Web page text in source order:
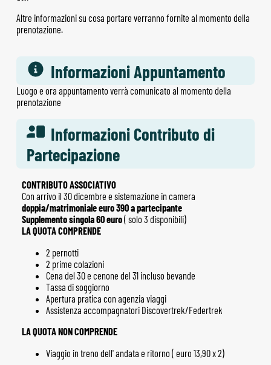
Altre informazioni su cosa portare verranno fornite al momento della
prenotazione.
Informazioni Appuntamento
Luogo e ora appuntamento verrà comunicato al momento della
prenotazione
Informazioni Contributo di
Partecipazione
CONTRIBUTO ASSOCIATIVO
Con arrivo il 30 dicembre e sistemazione in camera
doppia/matrimoniale euro 390 a partecipante
Supplemento singola 60 euro( solo 3 disponibili)
LA QUOTA COMPRENDE
2 pernotti
2 prime colazioni
Cena del 30 e cenone del 31 incluso bevande
Tassa di soggiorno
Apertura pratica con agenzia viaggi
Assistenza accompagnatori Discovertrek/Federtrek
LA QUOTA NON COMPRENDE
Viaggio in treno dell' andata e ritorno ( euro 13,90 x 2)